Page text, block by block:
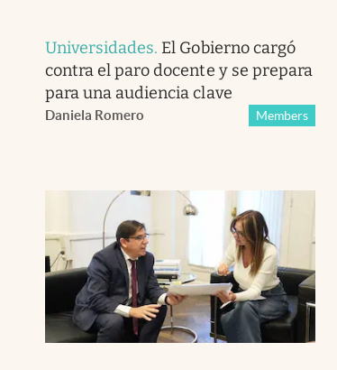
Universidades. El Gobierno cargó
contra el paro docente y se prepara
para una audiencia clave
Daniela Romero Members